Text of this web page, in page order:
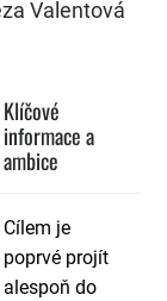
Valentová
Klíčové
informace a
ambice
Cílem je
poprvé projít
alespoň do